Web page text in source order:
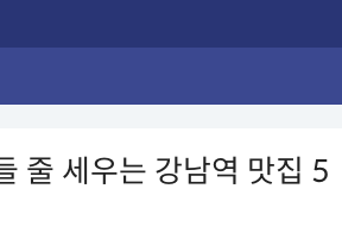
줄 세우는 강남역 맛집 5